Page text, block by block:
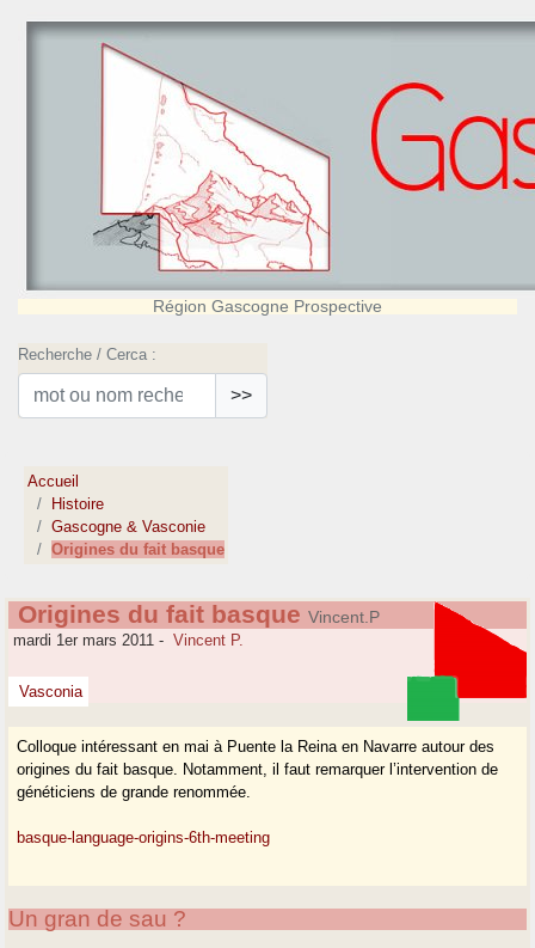
Région Gascogne Prospective
Recherche / Cerca :
>>
Accueil
Histoire
Gascogne & Vasconie
Origines du fait basque
Origines du fait basque Vincent.P
mardi 1er mars 2011 - Vincent P.
Vasconia
Colloque intéressant en mai à Puente la Reina en Navarre autour des
origines du fait basque. Notamment, il faut remarquer l’intervention de
généticiens de grande renommée.
basque-language-origins-6th-meeting
Un gran de sau ?